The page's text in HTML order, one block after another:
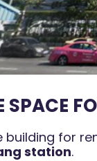
for
station.